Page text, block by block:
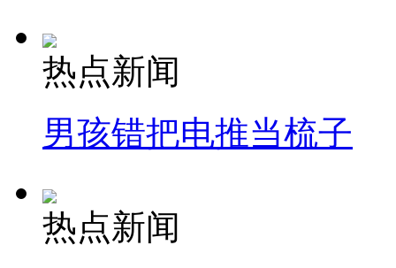
热点新闻
男孩错把电推当梳子
热点新闻